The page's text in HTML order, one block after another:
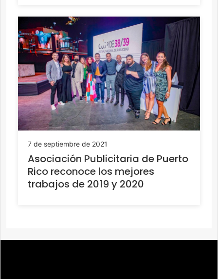
7 de septiembre de 2021
Asociación Publicitaria de Puerto
Rico reconoce los mejores
trabajos de 2019 y 2020